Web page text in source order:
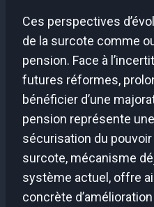
Ces perspectives
de la surcote comme
pension. Face à
futures réformes,
bénéficier d’une
pension représente
sécurisation du pouvoir
surcote, mécanisme
système actuel, offre
concrète